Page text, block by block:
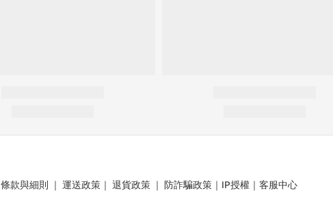
條款與細則 ｜ 運送政策 ｜ 退貨政策 ｜ 防詐騙政策 ｜ IP授權 ｜ 客服中心